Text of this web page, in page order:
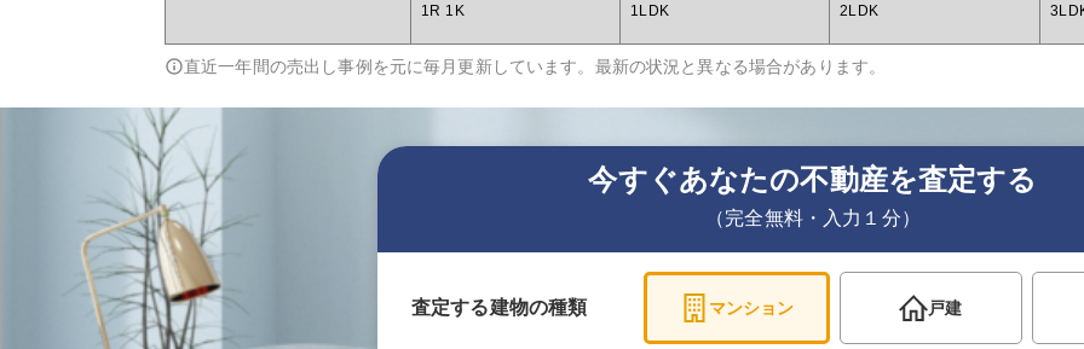
1R 1K 1LDK 2LDK
直近一年間の売出し事例を元に毎月更新しています。最新の状況と異なる場合があります。
今すぐあなたの不動産を査定する
（完全無料・入力１分）
査定する建物の種類 マンション 戸建